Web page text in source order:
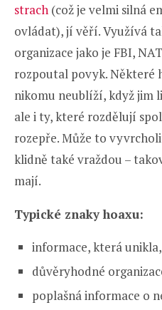
strach (což je velmi silná
ovládat), jí věří. Využívá
organizace jako je FBI,
rozpoutal povyk. Některé
nikomu neublíží, když jim
ale i ty, které rozdělují
rozepře. Může to
klidně také vraždou –
mají.
Typické znaky hoaxu:
informace, která unikla,
důvěryhodné
poplašná informace o